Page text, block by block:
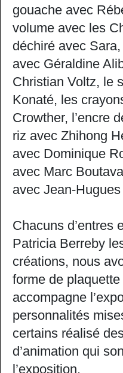
gouache avec
volume avec les
déchiré avec
avec Géraldine
Christian Voltz, le
Konaté, les
Crowther, l’encre
riz avec Zhihong
avec Dominique
avec Marc
avec Jean-
Chacuns d’entres
Patricia Berreby
créations, nous
forme de
accompagne
personnalités
certains réalisé
d’animation qui
l’exposition.